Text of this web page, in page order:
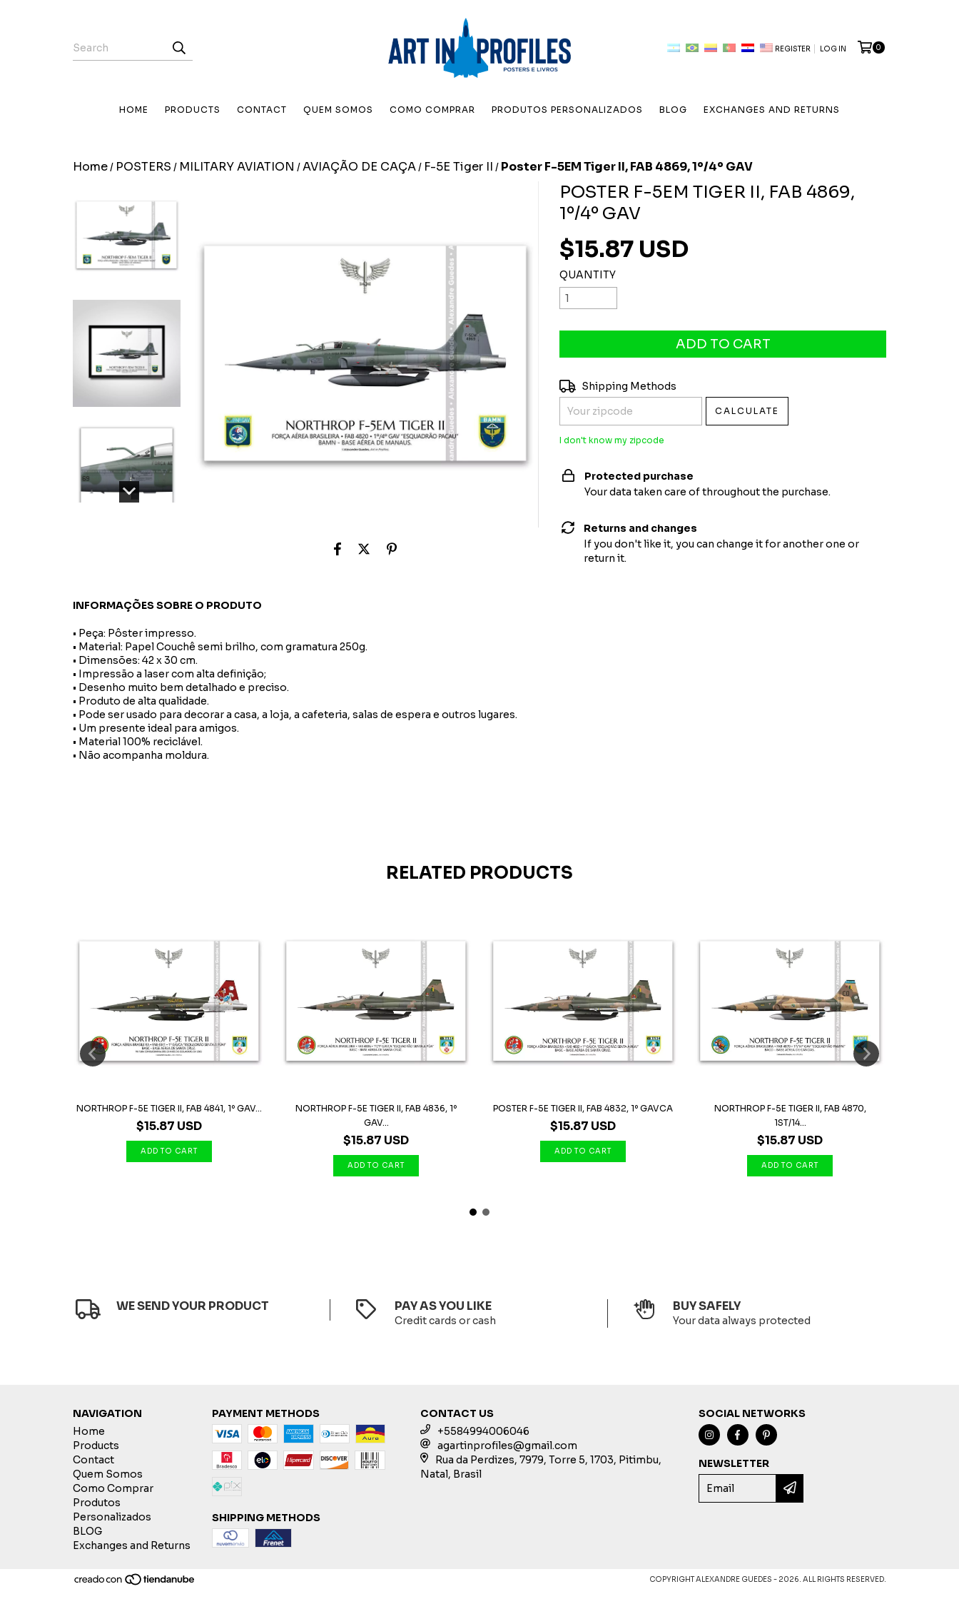
REGISTER LOG IN 0
HOME PRODUCTS CONTACT QUEM SOMOS COMO COMPRAR PRODUTOS PERSONALIZADOS BLOG EXCHANGES AND RETURNS
Home/ POSTERS / MILITARY AVIATION /AVIAÇÃO DE CAÇA/ F-5E Tiger II / Poster F-5EM Tiger II, FAB 4869, 1º/4º GAV
INFORMAÇÕES SOBRE O PRODUTO
• Peça: Pôster impresso.
• Material: Papel Couchê semi brilho, com gramatura 250g.
• Dimensões: 42 x 30 cm.
• Impressão a laser com alta definição;
• Desenho muito bem detalhado e preciso.
• Produto de alta qualidade.
• Pode ser usado para decorar a casa, a loja, a cafeteria, salas de espera e outros lugares.
• Um presente ideal para amigos.
• Material 100% reciclável.
• Não acompanha moldura.
POSTER F-5EM TIGER II, FAB 4869,
1º/4º GAV
$15.87 USD
QUANTITY
Shipping for zipcode:
Shipping Methods
CALCULATE
I don't know my zipcode
Protected purchase
Your data taken care of throughout the purchase.
Returns and changes
If you don't like it, you can change it for another one or
return it.
RELATED PRODUCTS
NORTHROP F-5E TIGER II, FAB 4841, 1º GAV...
$15.87 USD
NORTHROP F-5E TIGER II, FAB 4836, 1º
GAV...
$15.87 USD
POSTER F-5E TIGER II, FAB 4832, 1º GAVCA
$15.87 USD
NORTHROP F-5E TIGER II, FAB 4870,
1ST/14...
$15.87 USD
WE SEND YOUR PRODUCT PAY AS YOU LIKE
Credit cards or cash
BUY SAFELY
Your data always protected
NAVIGATION
Home
Products
Contact
Quem Somos
Como Comprar
Produtos
Personalizados
BLOG
Exchanges and Returns
PAYMENT METHODS
SHIPPING METHODS
CONTACT US
+5584994006046
agartinprofiles@gmail.com
Rua da Perdizes, 7979, Torre 5, 1703, Pitimbu,
Natal, Brasil
SOCIAL NETWORKS
NEWSLETTER
COPYRIGHT ALEXANDRE GUEDES - 2026. ALL RIGHTS RESERVED.